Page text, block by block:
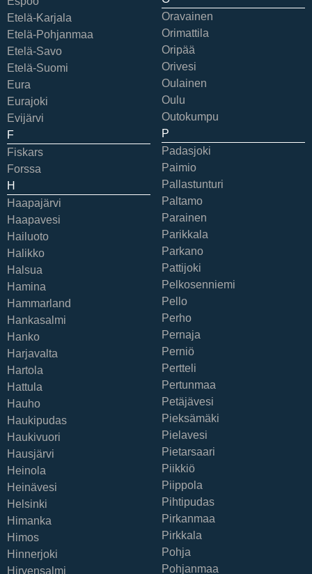
Etelä-Karjala
Etelä-Pohjanmaa
Etelä-Savo
Etelä-Suomi
Eura
Eurajoki
Evijärvi
F
Fiskars
Forssa
H
Haapajärvi
Haapavesi
Hailuoto
Halikko
Halsua
Hamina
Hammarland
Hankasalmi
Hanko
Harjavalta
Hartola
Hattula
Hauho
Haukipudas
Haukivuori
Hausjärvi
Heinola
Heinävesi
Helsinki
Himanka
Himos
Hinnerjoki
Hirvensalmi
Oravainen
Orimattila
Oripää
Orivesi
Oulainen
Oulu
Outokumpu
P
Padasjoki
Paimio
Pallastunturi
Paltamo
Parainen
Parikkala
Parkano
Pattijoki
Pelkosenniemi
Pello
Perho
Pernaja
Perniö
Pertteli
Pertunmaa
Petäjävesi
Pieksämäki
Pielavesi
Pietarsaari
Piikkiö
Piippola
Pihtipudas
Pirkanmaa
Pirkkala
Pohja
Pohjanmaa